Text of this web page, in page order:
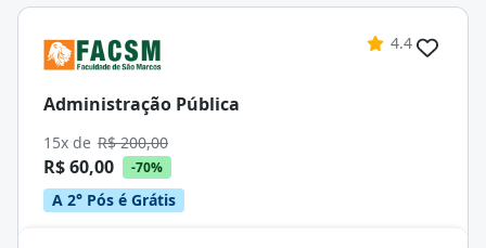
4.4
Administração Pública
15x de R$ 200,00
R$ 60,00 -70%
A 2° Pós é Grátis